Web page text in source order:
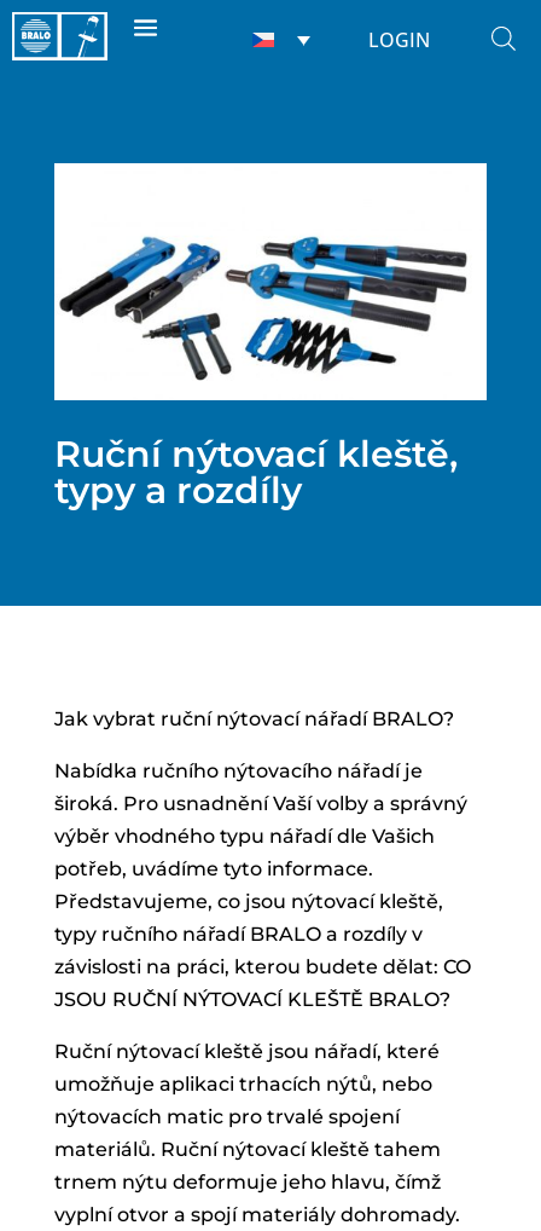
LOGIN
Ruční nýtovací kleště,
typy a rozdíly
Jak vybrat ruční nýtovací nářadí BRALO?
Nabídka ručního nýtovacího nářadí je
široká. Pro usnadnění Vaší volby a správný
výběr vhodného typu nářadí dle Vašich
potřeb, uvádíme tyto informace.
Představujeme, co jsou nýtovací kleště,
typy ručního nářadí BRALO a rozdíly v
závislosti na práci, kterou budete dělat: CO
JSOU RUČNÍ NÝTOVACÍ KLEŠTĚ BRALO?
Ruční nýtovací kleště jsou nářadí, které
umožňuje aplikaci trhacích nýtů, nebo
nýtovacích matic pro trvalé spojení
materiálů. Ruční nýtovací kleště tahem
trnem nýtu deformuje jeho hlavu, čímž
vyplní otvor a spojí materiály dohromady.